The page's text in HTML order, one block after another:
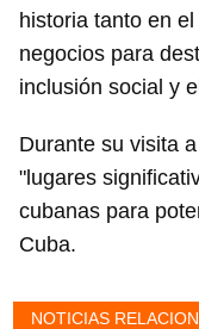
historia tanto en
negocios para
inclusión social y
Durante su visita
"lugares
cubanas para
Cuba.
NOTICIAS